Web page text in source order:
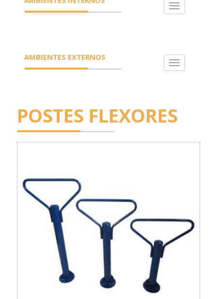
Toggle
AMBIENTES EXTERNOS
Toggle
POSTES FLEXORES